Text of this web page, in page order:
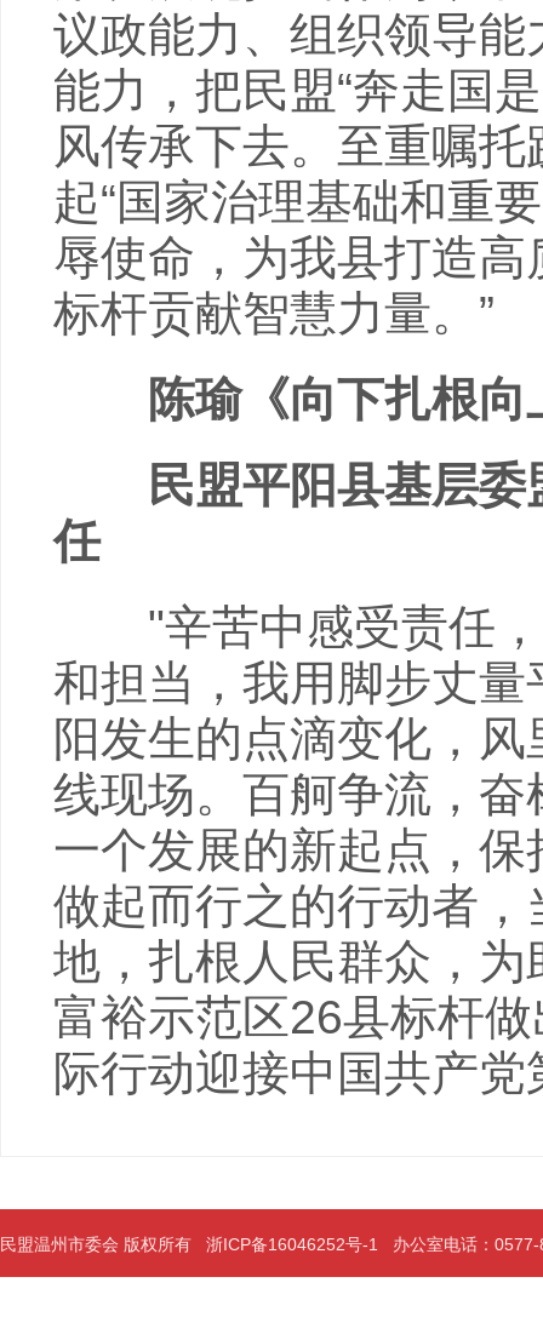
议政能力、组织领导
能力，把民盟“奔走国
风传承下去。至重嘱
起“国家治理基础和重
辱使命，为我县打造
标杆贡献智慧力量。”
陈瑜《向下扎根向
民盟平阳县基层委
任
"辛苦中感受责任，
和担当，我用脚步丈
阳发生的点滴变化，
线现场。百舸争流，
一个发展的新起点，
做起而行之的行动者
地，扎根人民群众，
富裕示范区26县标杆
际行动迎接中国共产
民盟温州市委会 版权所有 浙ICP备16046252号-1 办公室电话：